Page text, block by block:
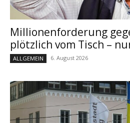
Millionenforderung
plötzlich vom Tisch –
ALLGEMEIN 6. August 2026